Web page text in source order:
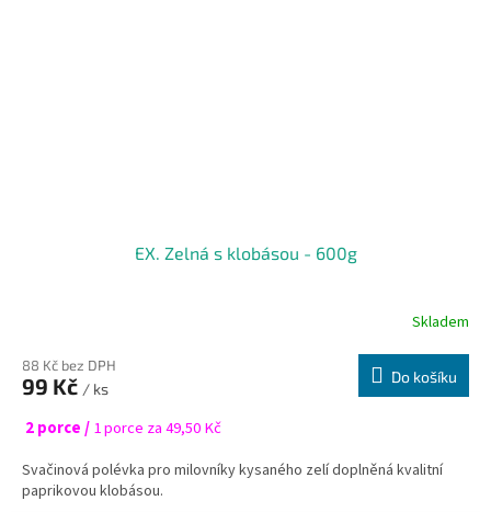
EX. Zelná s klobásou - 600g
Skladem
88 Kč bez DPH
99 Kč / ks
Do košíku
2 porce /1 porce za 49,50 Kč
Svačinová polévka pro milovníky kysaného zelí doplněná kvalitní
paprikovou klobásou.